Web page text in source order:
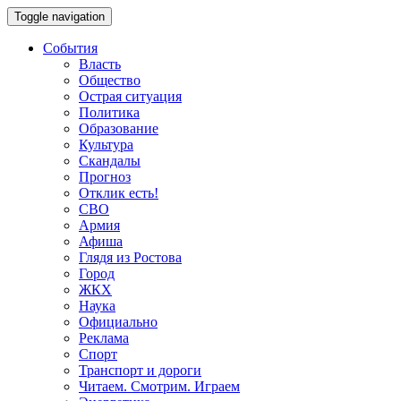
Toggle navigation
События
Власть
Общество
Острая ситуация
Политика
Образование
Культура
Скандалы
Прогноз
Отклик есть!
СВО
Армия
Афиша
Глядя из Ростова
Город
ЖКХ
Наука
Официально
Реклама
Спорт
Транспорт и дороги
Читаем. Смотрим. Играем